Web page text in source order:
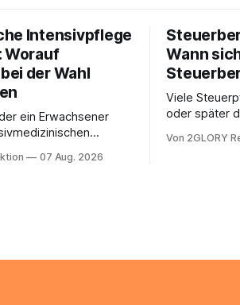
Intensivpflege
Worauf
der Wahl
ein Erwachsener
pflegerische
genau diese
07 Aug. 2026
Wann
Viele
oder später
sich die
zahlt sich
Von 2GLORY